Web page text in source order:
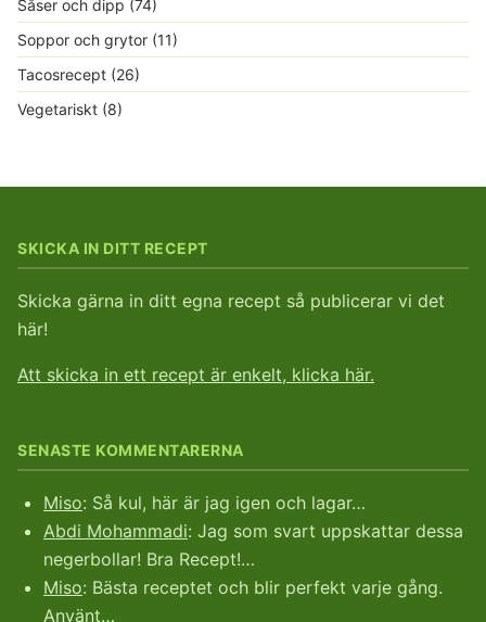
Såser och dipp (74)
Soppor och grytor (11)
Tacosrecept (26)
Vegetariskt (8)
SKICKA IN DITT RECEPT
Skicka gärna in ditt egna recept så publicerar vi det
här!
Att skicka in ett recept är enkelt, klicka här.
SENASTE KOMMENTARERNA
Miso: Så kul, här är jag igen och lagar…
Abdi Mohammadi: Jag som svart uppskattar dessa
negerbollar! Bra Recept!…
Miso: Bästa receptet och blir perfekt varje gång.
Använt…